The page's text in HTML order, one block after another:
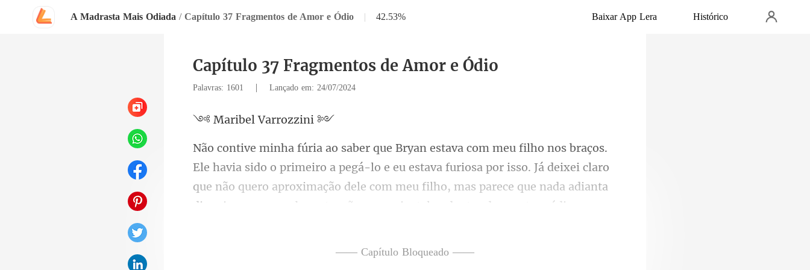
A Madrasta Mais Odiada / Capítulo 37 Fragmentos de Amor e Ódio | 42.53% Baixar App Lera Histórico
Capítulo 37 Fragmentos de Amor e Ódio
Palavras: 1601 | Lançado em: 24/07/2024
el Varr
-lo e eu estava furiosa por isso. Já deixei claro
que não quero aproximação dele com meu filho, mas parece q
—— Capítulo Bloqueado ——